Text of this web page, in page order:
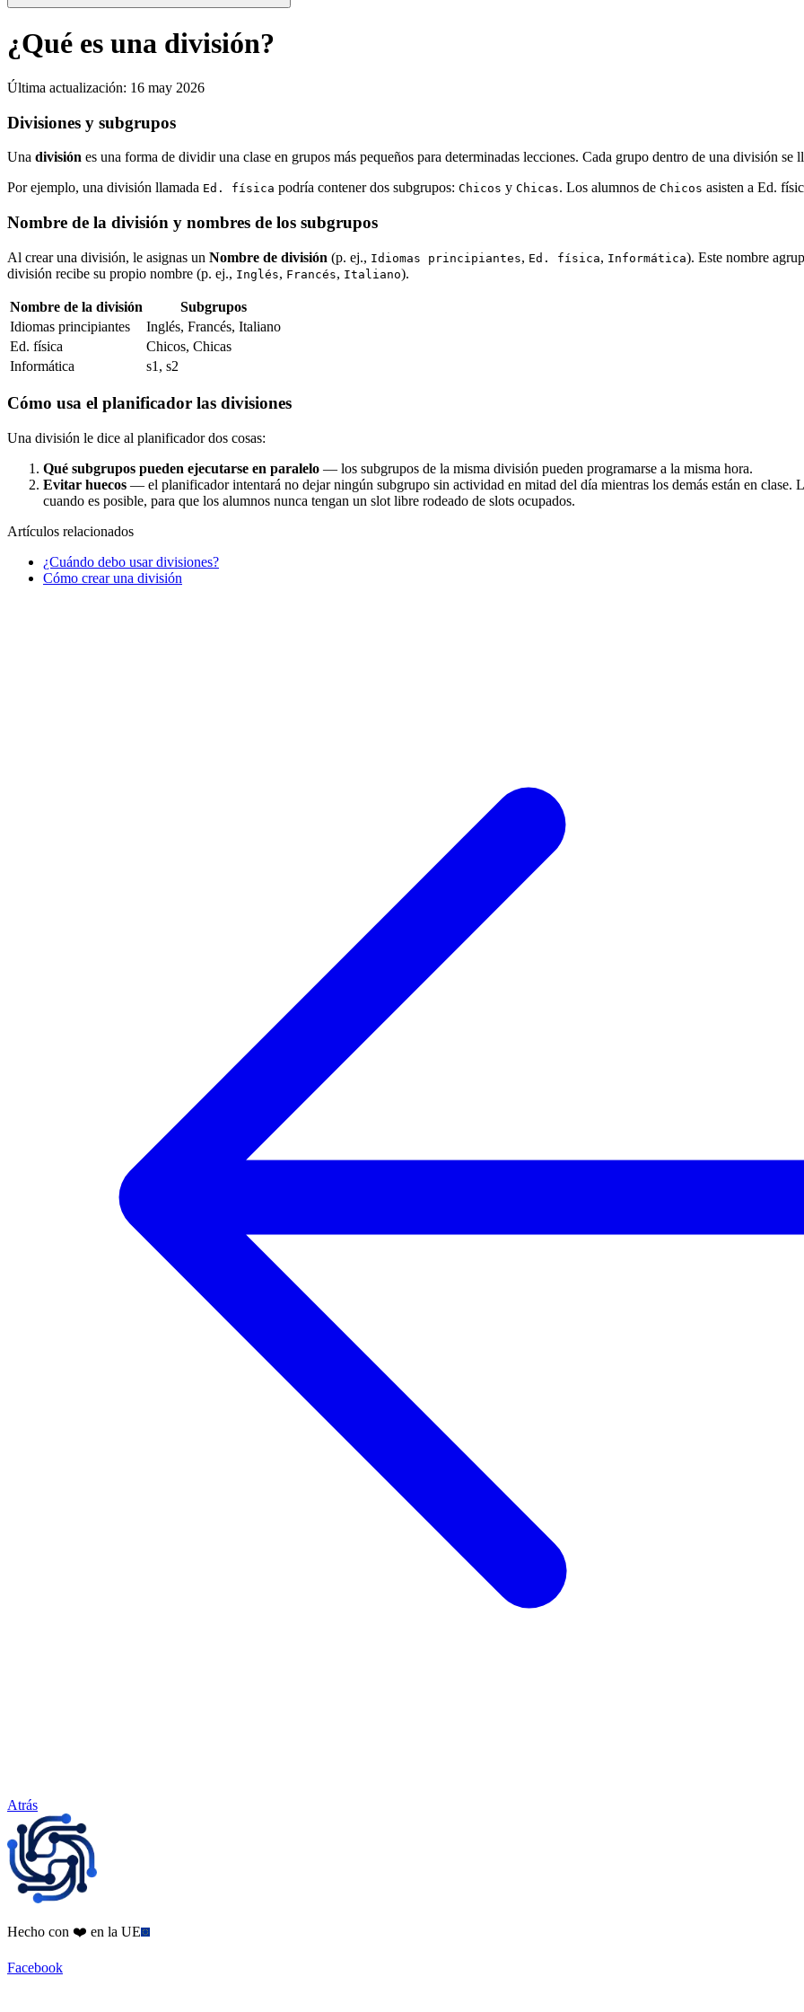
¿Qué es una división?
Última actualización: 16 may 2026
Divisiones y subgrupos
Una división es una forma de dividir una clase en grupos más pequeños para determinadas lecciones. Cada grupo dentro de una división se
Por ejemplo, una división llamada Ed. física podría contener dos subgrupos: Chicos y Chicas. Los alumnos de Chicos asisten a Ed.
Nombre de la división y nombres de los subgrupos
Al crear una división, le asignas un Nombre de división (p. ej., Idiomas principiantes, Ed. física, Informática). Este nombre
división recibe su propio nombre (p. ej., Inglés, Francés, Italiano).
Nombre de la división
Subgrupos
Idiomas principiantes
Inglés, Francés, Italiano
Ed. física
Chicos, Chicas
Informática
s1, s2
Cómo usa el planificador las divisiones
Una división le dice al planificador dos cosas:
Qué subgrupos pueden ejecutarse en paralelo — los subgrupos de la misma división pueden programarse a la misma hora.
Evitar huecos — el planificador intentará no dejar ningún subgrupo sin actividad en mitad del día mientras los demás están en
cuando es posible, para que los alumnos nunca tengan un slot libre rodeado de slots ocupados.
Artículos relacionados
¿Cuándo debo usar divisiones?
Cómo crear una división
Atrás
Hecho con ❤️ en la UE
Facebook